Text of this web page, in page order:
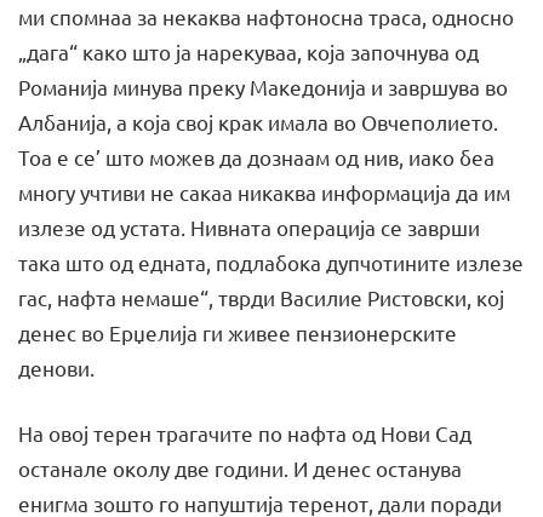
ми спомнаа за некаква нафтоносна траса, односно
„дага“ како што ја нарекуваа, која започнува од
Романија минува преку Македонија и завршува во
Албанија, а која свој крак имала во Овчеполието.
Тоа е се’ што можев да дознаам од нив, иако беа
многу учтиви не сакаа никаква информација да им
излезе од устата. Нивната операција се заврши
така што од едната, подлабока дупчотините излезе
гас, нафта немаше“, тврди Василие Ристовски, кој
денес во Ерџелија ги живее пензионерските
денови.
На овој терен трагачите по нафта од Нови Сад
останале околу две години. И денес останува
енигма зошто го напуштија теренот, дали поради